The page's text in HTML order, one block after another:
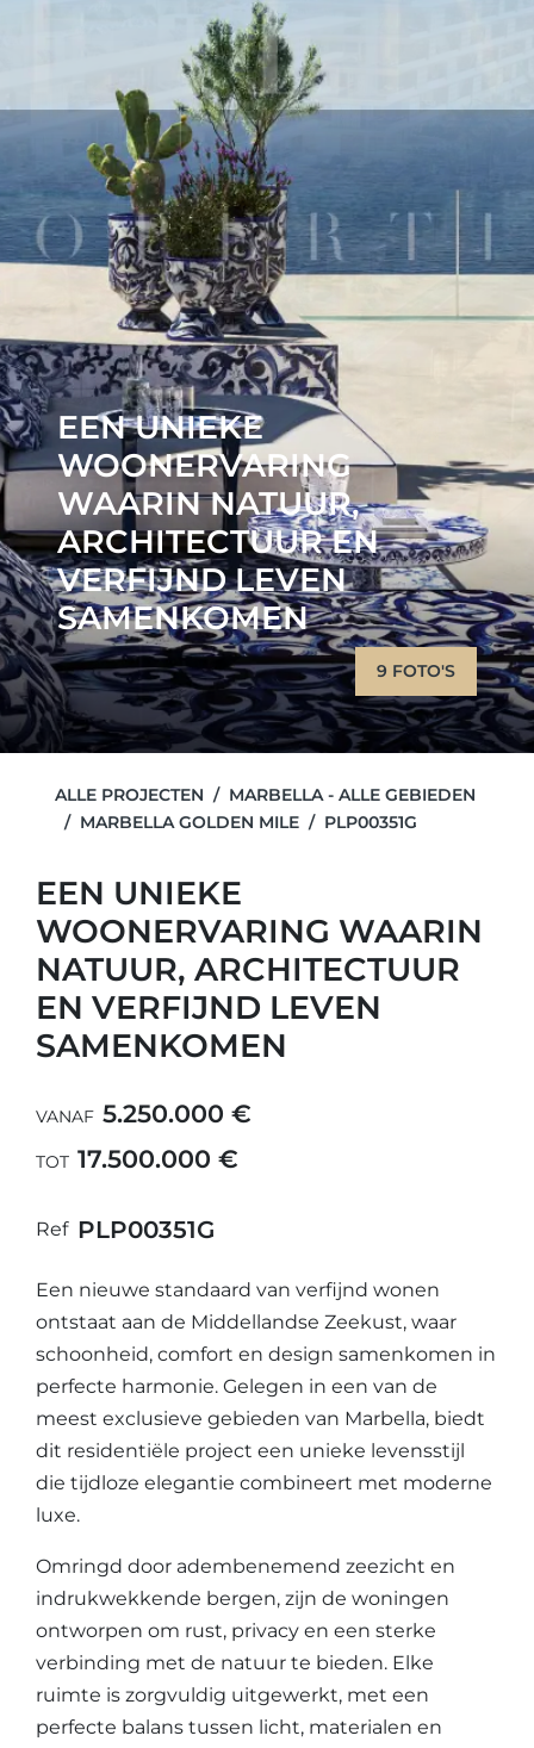
EEN UNIEKE
WOONERVARING
WAARIN NATUUR,
ARCHITECTUUR EN
VERFIJND LEVEN
SAMENKOMEN
9 FOTO'S
ALLE PROJECTEN
MARBELLA - ALLE GEBIEDEN
MARBELLA GOLDEN MILE
PLP00351G
EEN UNIEKE
WOONERVARING WAARIN
NATUUR, ARCHITECTUUR
EN VERFIJND LEVEN
SAMENKOMEN
VANAF 5.250.000 €
TOT 17.500.000 €
Ref PLP00351G
Een nieuwe standaard van verfijnd wonen
ontstaat aan de Middellandse Zeekust, waar
schoonheid, comfort en design samenkomen in
perfecte harmonie. Gelegen in een van de
meest exclusieve gebieden van Marbella, biedt
dit residentiële project een unieke levensstijl
die tijdloze elegantie combineert met moderne
luxe.
Omringd door adembenemend zeezicht en
indrukwekkende bergen, zijn de woningen
ontworpen om rust, privacy en een sterke
verbinding met de natuur te bieden. Elke
ruimte is zorgvuldig uitgewerkt, met een
perfecte balans tussen licht, materialen en